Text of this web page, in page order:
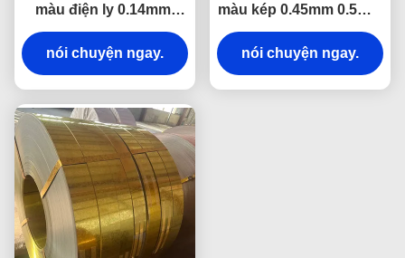
màu điện ly 0.14mm-
0.6mm
nói chuyện ngay.
màu kép 0.45mm 0.5mm
Galvalume PPGI PPGL
nói chuyện ngay.